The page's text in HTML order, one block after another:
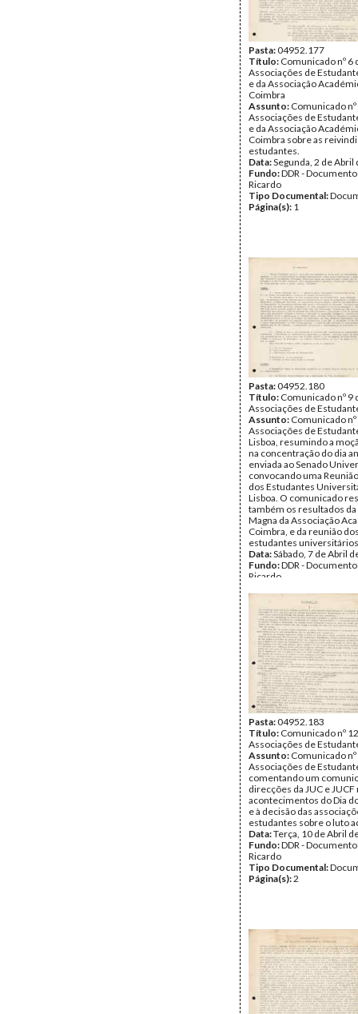
Pasta:04952.177
Título: Comunicado nº 6
Associações de
e da Associação
Coimbra
Assunto: Comunicado nº
Associações de
e da Associação
Coimbra sobre as
estudantes.
Data:Segunda, 2 de Abril
Fundo:DDR -
Ricardo
Tipo Documental:
Página(s): 1
Pasta:04952.180
Título: Comunicado nº 9
Associações de
Assunto: Comunicado nº
Associações de
Lisboa, resumindo a
na concentração do dia
enviada ao Senado
convocando uma
dos Estudantes
Lisboa. O comunicado
também os resultados
Magna da Associação
Coimbra, e da reunião
estudantes
Data:Sábado, 7 de Abril
Fundo:DDR -
Ricardo
Página(s):
Pasta:04952.183
Título: Comunicado nº
Associações de
Assunto: Comunicado
Associações de
comentando um
direcções da JUC e
acontecimentos do Dia
e à decisão das
estudantes sobre o luto
Data:Terça, 10 de Abril
Fundo:DDR -
Ricardo
Tipo Documental:
Página(s):2